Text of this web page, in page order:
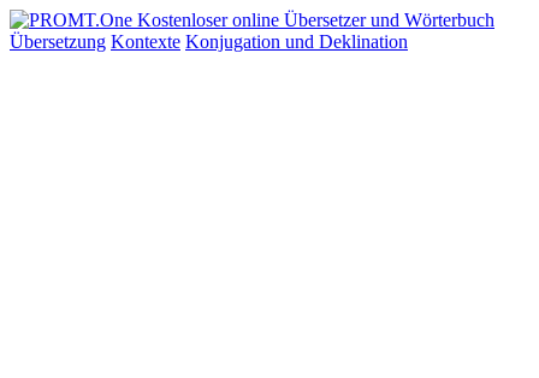
Übersetzung Kontexte Konjugation und Deklination